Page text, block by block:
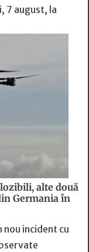
7 august, la
alte două
Germania în
incident cu